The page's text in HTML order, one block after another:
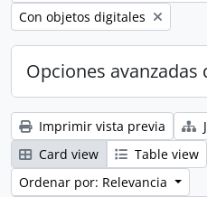
Remove filter:
Con objetos digitales
Opciones avanzadas
Imprimir vista previa
Card view
Table view
Ordenar por: Relevancia